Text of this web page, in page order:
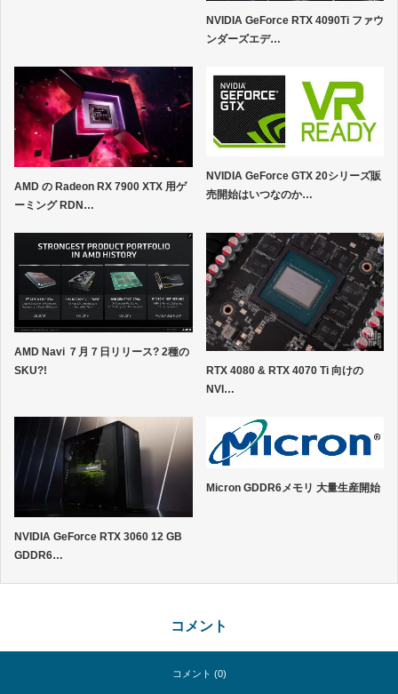
NVIDIA GeForce RTX 4090Ti ファウ
ンダーズエデ…
AMD の Radeon RX 7900 XTX 用ゲ
ーミング RDN…
NVIDIA GeForce GTX 20シリーズ販
売開始はいつなのか…
AMD Navi ７月７日リリース? 2種の
SKU?!
RTX 4080 & RTX 4070 Ti 向けの
NVI…
NVIDIA GeForce RTX 3060 12 GB
GDDR6…
Micron GDDR6メモリ 大量生産開始
コメント
コメント (0)